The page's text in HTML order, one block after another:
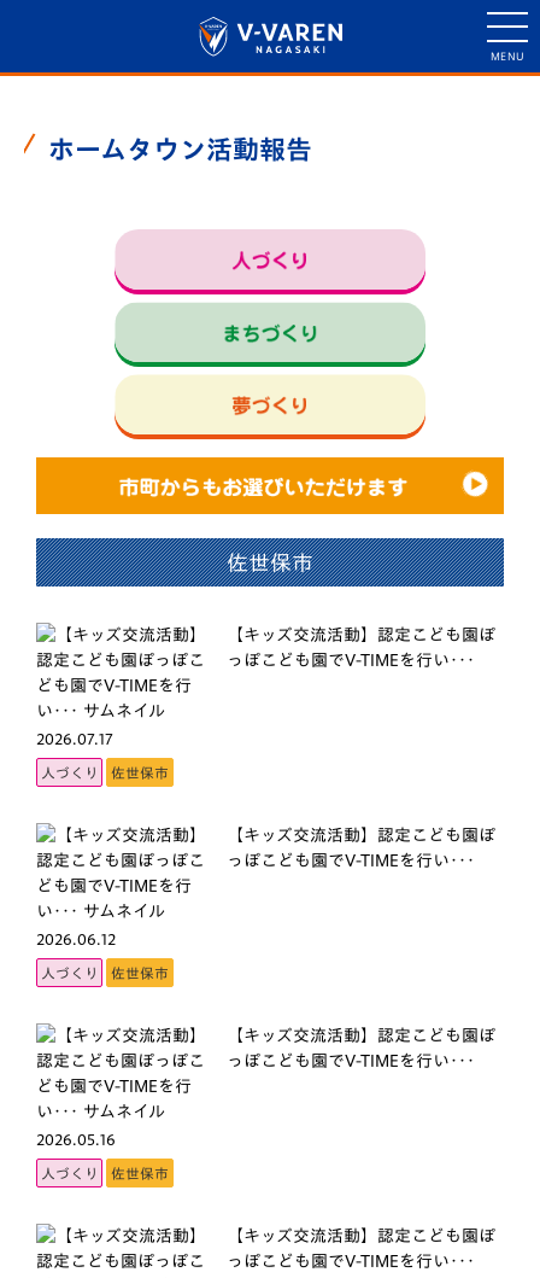
ホームタウン活動報告
佐世保市
2026.07.17
【キッズ交流活動】認定こども園ぽ
っぽこども園でV-TIMEを行い･･･
人づくり 佐世保市
2026.06.12
【キッズ交流活動】認定こども園ぽ
っぽこども園でV-TIMEを行い･･･
人づくり 佐世保市
2026.05.16
【キッズ交流活動】認定こども園ぽ
っぽこども園でV-TIMEを行い･･･
人づくり 佐世保市
【キッズ交流活動】認定こども園ぽ
っぽこども園でV-TIMEを行い･･･